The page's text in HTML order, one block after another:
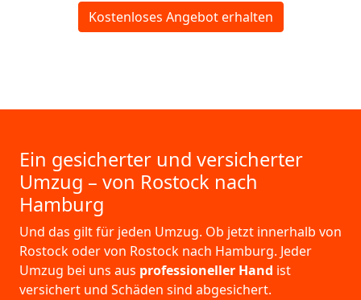
Kostenloses Angebot erhalten
Ein gesicherter und versicherter
Umzug – von Rostock nach
Hamburg
Und das gilt für jeden Umzug. Ob jetzt innerhalb von
Rostock oder von Rostock nach Hamburg. Jeder
Umzug bei uns aus professioneller Hand ist
versichert und Schäden sind abgesichert.